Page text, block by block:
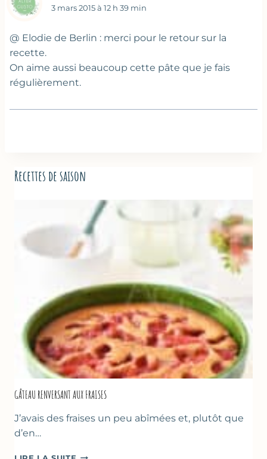
3 mars 2015 à 12 h 39 min
@ Elodie de Berlin : merci pour le retour sur la
recette.
On aime aussi beaucoup cette pâte que je fais
régulièrement.
Recettes de saison
GÂTEAU RENVERSANT AUX FRAISES
J’avais des fraises un peu abîmées et, plutôt que
d’en…
GÂTEAU